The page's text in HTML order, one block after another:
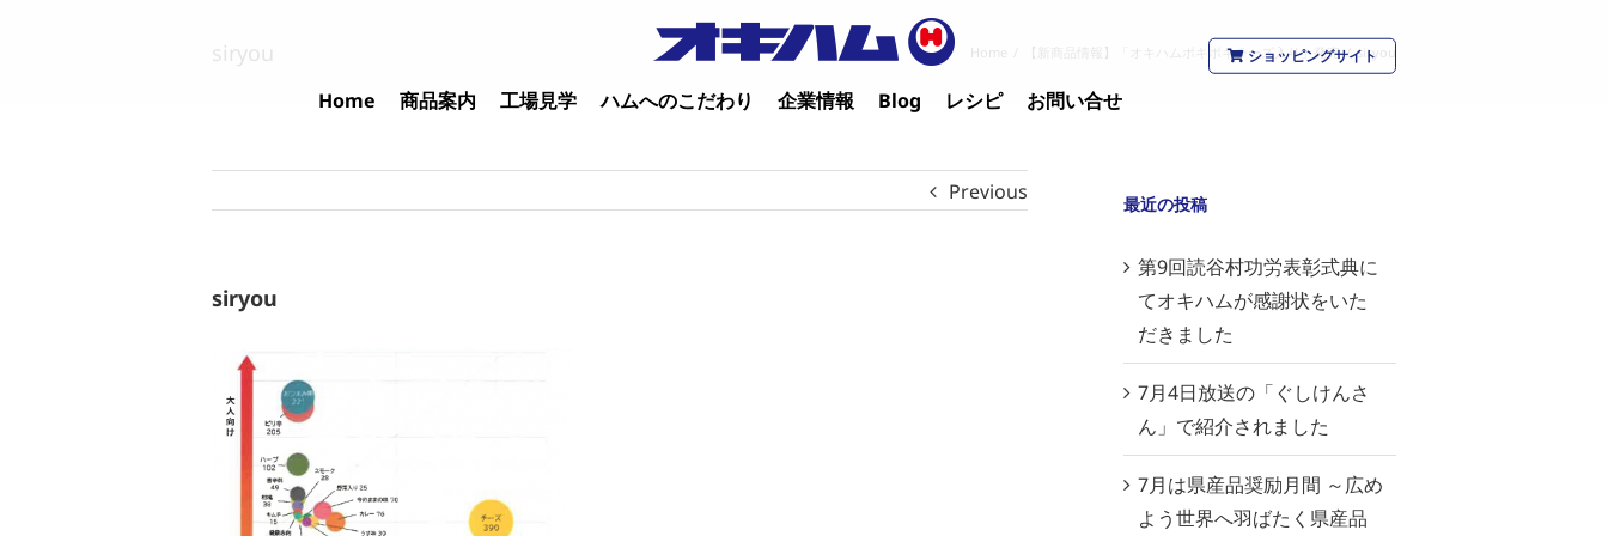
ショッピングサイト
Home 商品案内 工場見学 ハムへのこだわり 企業情報 Blog レシピ お問い合せ
siryou Home 【新商品情報】「オキハムポキポキチーズ入り」発売 / siryou
Previous
siryou
最近の投稿
第9回読谷村功労表彰式典に
てオキハムが感謝状をいた
だきました
7月4日放送の「ぐしけんさ
ん」で紹介されました
7月は県産品奨励月間 ～広め
よう世界へ羽ばたく県産品